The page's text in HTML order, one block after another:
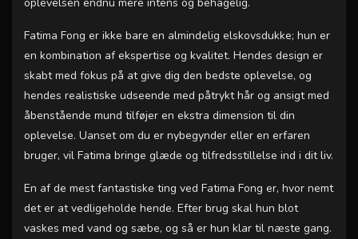
Fatima Fong er ikke bare en almindelig elskovsdukke; hun er
en kombination af ekspertise og kvalitet. Hendes design er
skabt med fokus på at give dig den bedste oplevelse, og
hendes realistiske udseende med påtrykt hår og ansigt med
åbenstående mund tilføjer en ekstra dimension til din
oplevelse. Uanset om du er nybegynder eller en erfaren
bruger, vil Fatima bringe glæde og tilfredsstillelse ind i dit liv.
En af de mest fantastiske ting ved Fatima Fong er, hvor nemt
det er at vedligeholde hende. Efter brug skal hun blot
vaskes med vand og sæbe, og så er hun klar til næste gang.